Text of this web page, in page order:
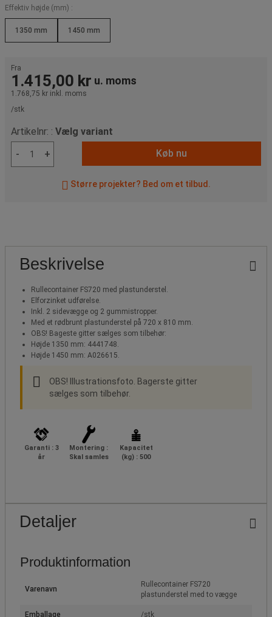
Effektiv højde (mm) :
1350 mm 1450 mm
Fra
1.415,00 kr u. moms
1.768,75 kr inkl. moms
/stk
Artikelnr: : Vælg variant
-
+ Køb nu
Større projekter? Bed om et tilbud.
Beskrivelse
Rullecontainer FS720 med plastunderstel.
Elforzinket udførelse.
Inkl. 2 sidevægge og 2 gummistropper.
Med et rødbrunt plastunderstel på 720 x 810 mm.
OBS! Bageste gitter sælges som tilbehør:
Højde 1350 mm: 4441748.
Højde 1450 mm: A026615.
OBS! Illustrationsfoto. Bagerste gitter
sælges som tilbehør.
Garanti : 3
år
Montering :
Skal samles
Kapacitet
(kg) : 500
Detaljer
Produktinformation
Varenavn
Rullecontainer FS720
plastunderstel med to vægge
Emballage /stk